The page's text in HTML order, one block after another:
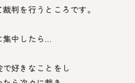
判を行うところです。
集中したら…
好きなことをし